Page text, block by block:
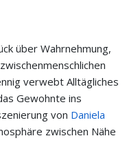
über Wahrnehmung,
verwebt Alltägliches
Gewohnte ins
von Daniela
zwischen Nähe